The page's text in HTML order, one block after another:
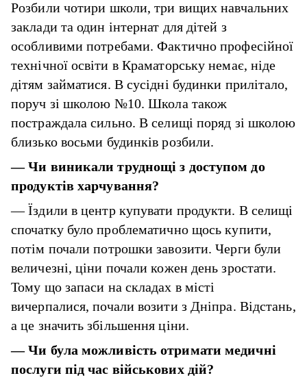
Розбили чотири школи, три вищих навчальних
заклади та один інтернат для дітей з
особливими потребами. Фактично професійної
технічної освіти в Краматорську немає, ніде
дітям займатися. В сусідні будинки прилітало,
поруч зі школою №10. Школа також
постраждала сильно. В селищі поряд зі школою
близько восьми будинків розбили.
— Чи виникали труднощі з доступом до
продуктів харчування?
— Їздили в центр купувати продукти. В селищі
спочатку було проблематично щось купити,
потім почали потрошки завозити. Черги були
величезні, ціни почали кожен день зростати.
Тому що запаси на складах в місті
вичерпалися, почали возити з Дніпра. Відстань,
а це значить збільшення ціни.
— Чи була можливість отримати медичні
послуги під час військових дій?